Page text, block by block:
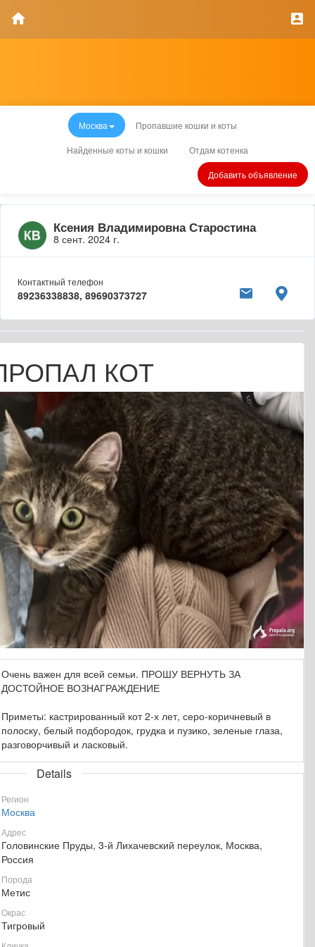
Москва Пропавшие кошки и коты
Найденные коты и кошки Отдам котенка
Добавить объявление
Ксения Владимировна Старостина
8 сент. 2024 г.
Контактный телефон
89236338838, 89690373727
КОТ
Очень важен для всей семьи. ПРОШУ ВЕРНУТЬ ЗА
ДОСТОЙНОЕ ВОЗНАГРАЖДЕНИЕ
Приметы: кастрированный кот 2-х лет, серо-коричневый в
полоску, белый подбородок, грудка и пузико, зеленые глаза,
разговорчивый и ласковый.
Details
Регион
Москва
Адрес
Головинские Пруды, 3-й Лихачевский переулок, Москва,
Россия
Порода
Метис
Окрас
Тигровый